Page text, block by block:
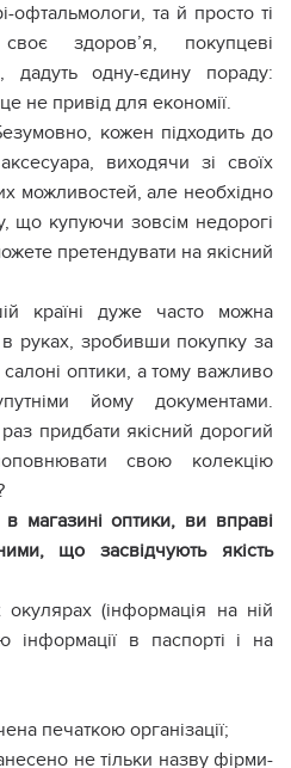
офтальмологи, та й просто ті
здоров’я, покупцеві
дадуть одну-єдину пораду:
не привід для економії.
кожен підходить до
виходячи зі своїх
можливостей, але необхідно
що купуючи зовсім недорогі
претендувати на якісний
країні дуже часто можна
руках, зробивши покупку за
оптики, а тому важливо
йому документами.
придбати якісний дорогий
свою колекцію
магазині оптики, ви вправі
що засвідчують якість
окулярах (інформація на ній
інформації в паспорті і на
печаткою організації;
не тільки назву фірми-